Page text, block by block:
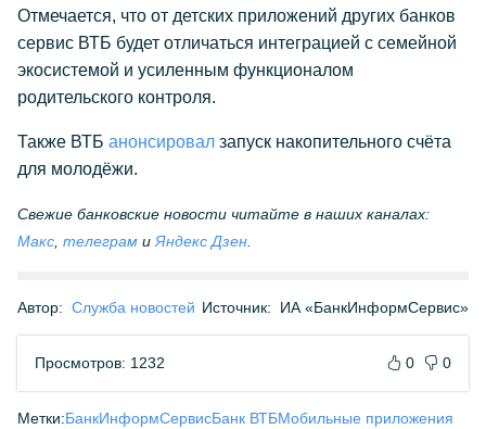
Отмечается, что от детских приложений других банков
сервис ВТБ будет отличаться интеграцией с семейной
экосистемой и усиленным функционалом
родительского контроля.
Также ВТБ анонсировал запуск накопительного счёта
для молодёжи.
Свежие банковские новости читайте в наших каналах:
Макс телеграм и Яндекс Дзен
Автор: Служба новостей Источник: ИА «БанкИнформСервис»
Просмотров: 1232 0 0
Метки:БанкИнформСервисБанк ВТБМобильные приложения